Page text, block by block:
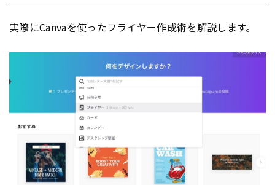
実際にCanvaを使ったフライヤー作成術を解説します。